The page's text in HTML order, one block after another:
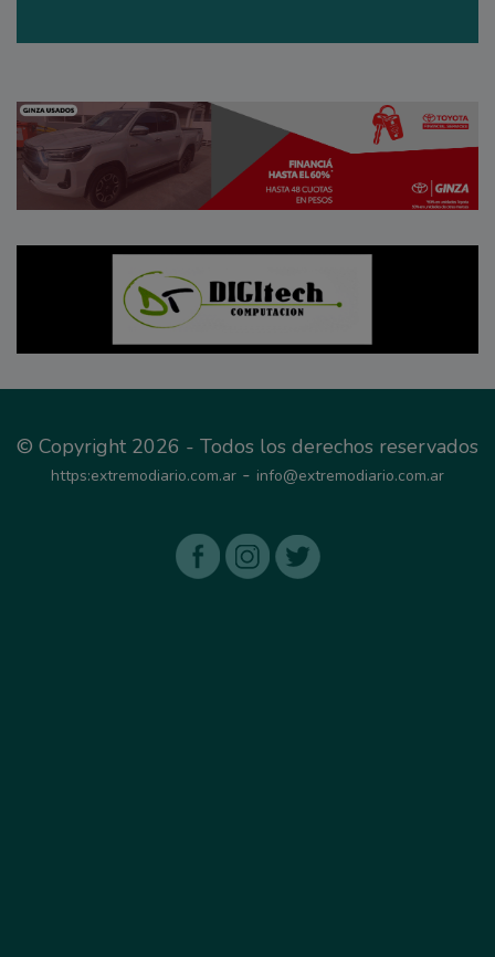
© Copyright 2026 - Todos los derechos reservados
https:extremodiario.com.ar - info@extremodiario.com.ar